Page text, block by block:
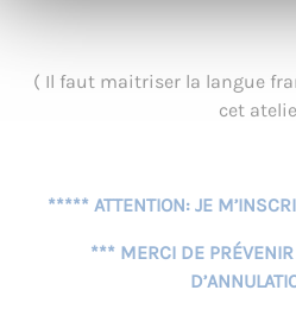
( Il faut maitriser la langue
cet
***** ATTENTION: JE
*** MERCI DE